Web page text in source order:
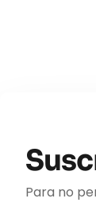
Para no